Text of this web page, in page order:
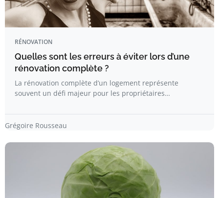
RÉNOVATION
Quelles sont les erreurs à éviter lors d’une
rénovation complète ?
La rénovation complète d’un logement représente
souvent un défi majeur pour les propriétaires…
Grégoire Rousseau